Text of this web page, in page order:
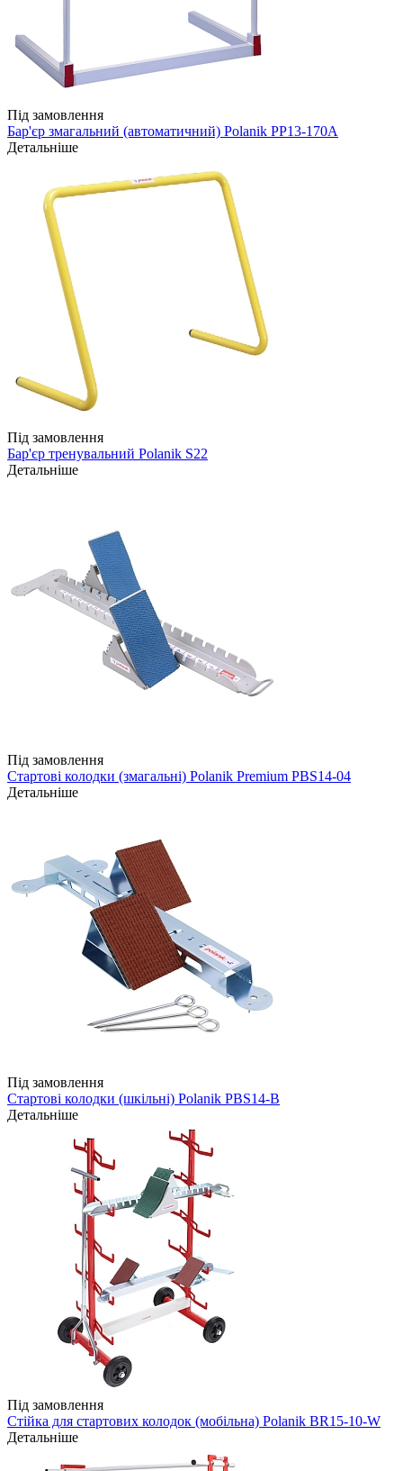
Під замовлення
Бар'єр змагальний (автоматичний) Polanik PP13-170A
Детальніше
Під замовлення
Бар'єр тренувальний Polanik S22
Детальніше
Під замовлення
Стартові колодки (змагальні) Polanik Premium PBS14-04
Детальніше
Під замовлення
Стартові колодки (шкільні) Polanik PBS14-B
Детальніше
Під замовлення
Стійка для стартових колодок (мобільна) Polanik BR15-10-W
Детальніше